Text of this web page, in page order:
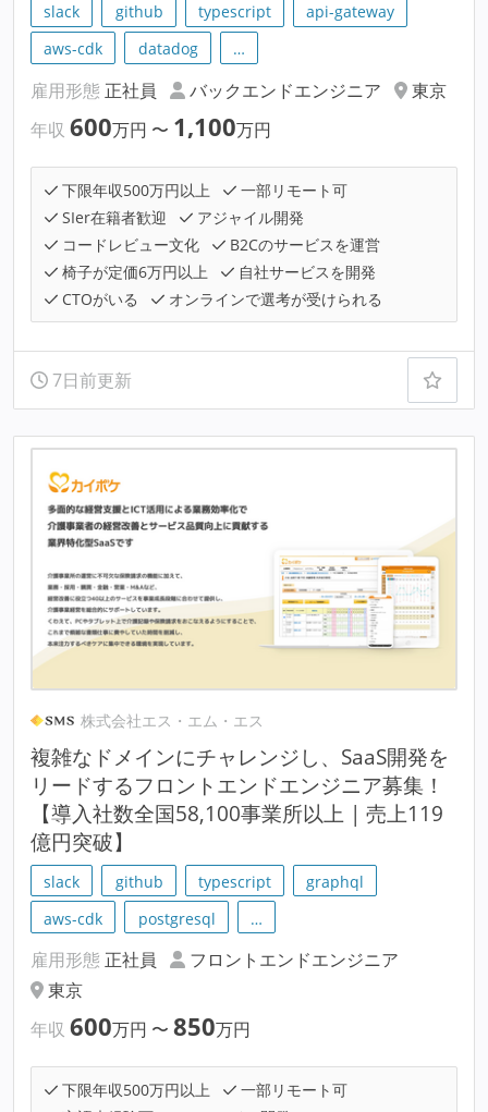
slack github typescript
api-gateway
aws-cdk
datadog …
雇用形態 正社員 バックエンドエンジニア
東京
年収 600万円 〜 1,100万円
下限年収500万円以上
一部リモート可
SIer在籍者歓迎
アジャイル開発
コードレビュー文化
B2Cのサービスを運営
椅子が定価6万円以上
自社サービスを開発
CTOがいる
オンラインで選考が受けられる
7日前更新
株式会社エス・エム・エス
複雑なドメインにチャレンジし、SaaS開発を
リードするフロントエンドエンジニア募集！
【導入社数全国58,100事業所以上 | 売上119
億円突破】
slack github typescript
graphql
aws-cdk
postgresql …
雇用形態 正社員
フロントエンドエンジニア
東京
年収 600万円 〜 850万円
下限年収500万円以上
一部リモート可